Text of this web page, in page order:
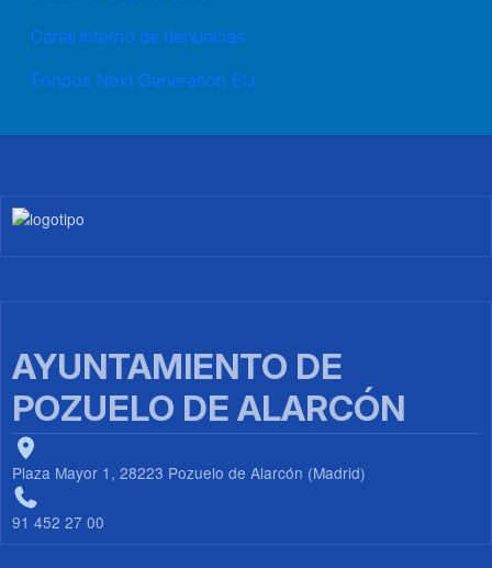
Canal interno de denuncias
Fondos Next Generation EU
Imagen
AYUNTAMIENTO DE
POZUELO DE ALARCÓN
Plaza Mayor 1, 28223 Pozuelo de Alarcón (Madrid)
91 452 27 00